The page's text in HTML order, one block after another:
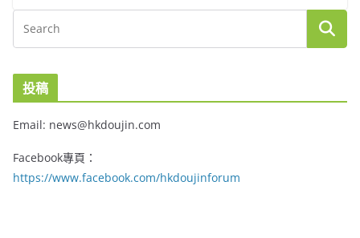
投稿
Email: news@hkdoujin.com
Facebook專頁：
https://www.facebook.com/hkdoujinforum